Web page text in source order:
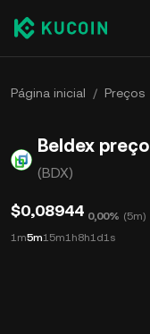
Página inicial / Preços
Beldex preço
(BDX)
$0,08944 0,00% (5m)
1m5m15m1h8h1d1s